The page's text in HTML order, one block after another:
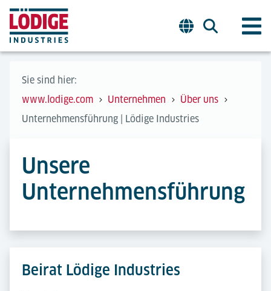
Sie sind hier:
www.lodige.com
Unternehmen
Über uns
Unternehmensführung | Lödige Industries
Unsere
Unternehmensführung
Beirat Lödige Industries